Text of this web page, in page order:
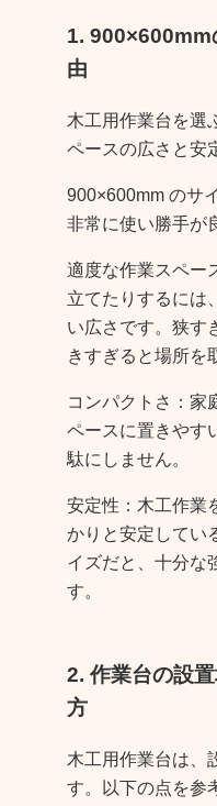
1. 900×600mm
由
木工用作業台を選
ペースの広さと安
900×600mm のサ
非常に使い勝手が
適度な作業スペー
立てたりするには
い広さです。狭す
きすぎると場所を
コンパクトさ：家
ペースに置きやす
駄にしません。
安定性：木工作業
かりと安定してい
イズだと、十分な
す。
2. 作業台の設
方
木工用作業台は、
す。以下の点を参